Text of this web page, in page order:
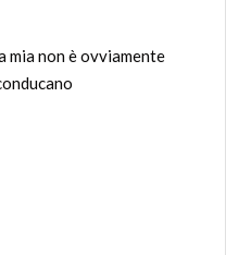
mia non è ovviamente